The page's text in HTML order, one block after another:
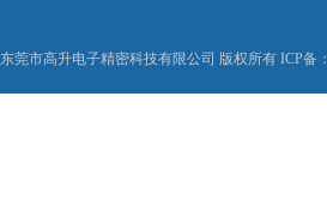
东莞市高升电子精密科技有限公司 版权所有 ICP备：